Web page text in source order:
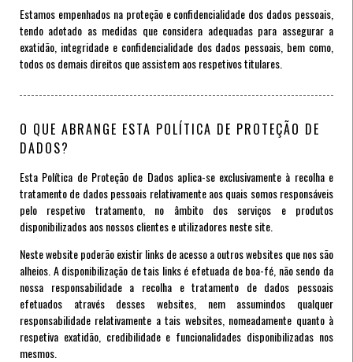
Estamos empenhados na proteção e confidencialidade dos dados pessoais,
tendo adotado as medidas que considera adequadas para assegurar a
exatidão, integridade e confidencialidade dos dados pessoais, bem como,
todos os demais direitos que assistem aos respetivos titulares.
O QUE ABRANGE ESTA POLÍTICA DE PROTEÇÃO DE
DADOS?
Esta Política de Proteção de Dados aplica-se exclusivamente à recolha e
tratamento de dados pessoais relativamente aos quais somos responsáveis
pelo respetivo tratamento, no âmbito dos serviços e produtos
disponibilizados aos nossos clientes e utilizadores neste site.
Neste website poderão existir links de acesso a outros websites que nos são
alheios. A disponibilização de tais links é efetuada de boa-fé, não sendo da
nossa responsabilidade a recolha e tratamento de dados pessoais
efetuados através desses websites, nem assumindos qualquer
responsabilidade relativamente a tais websites, nomeadamente quanto à
respetiva exatidão, credibilidade e funcionalidades disponibilizadas nos
mesmos.